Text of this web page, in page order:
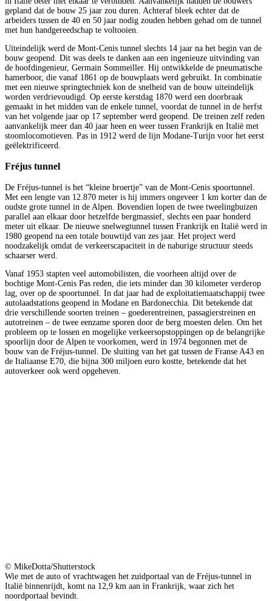
gepland dat de bouw 25 jaar zou duren. Achteraf bleek echter dat de
arbeiders tussen de 40 en 50 jaar nodig zouden hebben gehad om de tunnel
met hun handgereedschap te voltooien.
Uiteindelijk werd de Mont-Cenis tunnel slechts 14 jaar na het begin van de
bouw geopend. Dit was deels te danken aan een ingenieuze uitvinding van
de hoofdingenieur, Germain Sommeiller. Hij ontwikkelde de pneumatische
hamerboor, die vanaf 1861 op de bouwplaats werd gebruikt. In combinatie
met een nieuwe springtechniek kon de snelheid van de bouw uiteindelijk
worden verdrievoudigd. Op eerste kerstdag 1870 werd een doorbraak
gemaakt in het midden van de enkele tunnel, voordat de tunnel in de herfst
van het volgende jaar op 17 september werd geopend. De treinen zelf reden
aanvankelijk meer dan 40 jaar heen en weer tussen Frankrijk en Italië met
stoomlocomotieven. Pas in 1912 werd de lijn Modane-Turijn voor het eerst
geëlektrificeerd.
Fréjus tunnel
De Fréjus-tunnel is het “kleine broertje” van de Mont-Cenis spoortunnel.
Met een lengte van 12.870 meter is hij immers ongeveer 1 km korter dan de
oudste grote tunnel in de Alpen. Bovendien lopen de twee tweelingbuizen
parallel aan elkaar door hetzelfde bergmassief, slechts een paar honderd
meter uit elkaar. De nieuwe snelwegtunnel tussen Frankrijk en Italië werd in
1980 geopend na een totale bouwtijd van zes jaar. Het project werd
noodzakelijk omdat de verkeerscapaciteit in de naburige structuur steeds
schaarser werd.
Vanaf 1953 stapten veel automobilisten, die voorheen altijd over de
bochtige Mont-Cenis Pas reden, die iets minder dan 30 kilometer verderop
lag, over op de spoortunnel. In dat jaar had de exploitatiemaatschappij twee
autolaadstations geopend in Modane en Bardonecchia. Dit betekende dat
drie verschillende soorten treinen – goederentreinen, passagierstreinen en
autotreinen – de twee eenzame sporen door de berg moesten delen. Om het
probleem op te lossen en mogelijke verkeersopstoppingen op de belangrijke
spoorlijn door de Alpen te voorkomen, werd in 1974 begonnen met de
bouw van de Fréjus-tunnel. De sluiting van het gat tussen de Franse A43 en
de Italiaanse E70, die bijna 300 miljoen euro kostte, betekende dat het
autoverkeer ook werd opgeheven.
© MikeDotta/Shutterstock
Wie met de auto of vrachtwagen het zuidportaal van de Fréjus-tunnel in
Italië binnenrijdt, komt na 12,9 km aan in Frankrijk, waar zich het
noordportaal bevindt.